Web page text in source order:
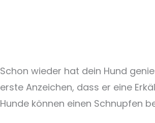
Schon wieder hat dein Hund
erste Anzeichen, dass er eine
Hunde können einen Schnupfen